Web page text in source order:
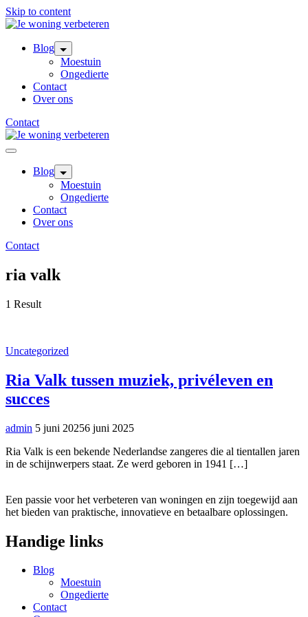
Skip to content
Blog
Moestuin
Ongedierte
Contact
Over ons
Contact
Blog
Moestuin
Ongedierte
Contact
Over ons
Contact
ria valk
1 Result
Uncategorized
Ria Valk tussen muziek, privéleven en
succes
admin 5 juni 20256 juni 2025
Ria Valk is een bekende Nederlandse zangeres die al tientallen jaren
in de schijnwerpers staat. Ze werd geboren in 1941 […]
Een passie voor het verbeteren van woningen en zijn toegewijd aan
het bieden van praktische, innovatieve en betaalbare oplossingen.
Handige links
Blog
Moestuin
Ongedierte
Contact